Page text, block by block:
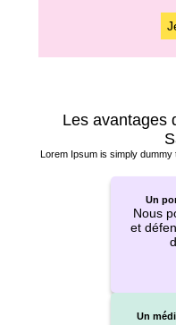
Les avantages
Lorem Ipsum is simply dummy
Un
Nous
et
Un